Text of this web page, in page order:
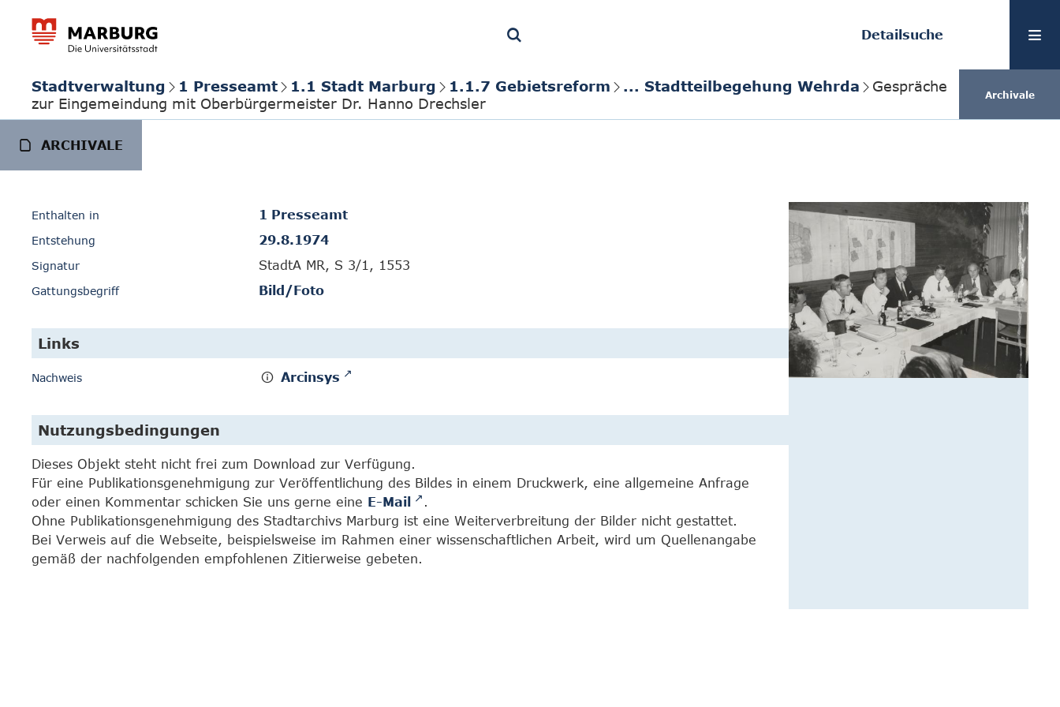
Detailsuche
Stadtverwaltung 1 Presseamt 1.1 Stadt Marburg 1.1.7 Gebietsreform ... Stadtteilbegehung Wehrda
Gespräche
zur Eingemeindung mit Oberbürgermeister Dr. Hanno Drechsler
Archivale
ARCHIVALE
Enthalten in 1 Presseamt
Entstehung 29.8.1974
Signatur StadtA MR, S 3/1, 1553
Gattungsbegriff Bild/Foto
Links
Nachweis Arcinsys
Nutzungsbedingungen
Dieses Objekt steht nicht frei zum Download zur Verfügung.
Für eine Publikationsgenehmigung zur Veröffentlichung des Bildes in einem Druckwerk, eine allgemeine Anfrage
oder einen Kommentar schicken Sie uns gerne eine E-Mail
.
Ohne Publikationsgenehmigung des Stadtarchivs Marburg ist eine Weiterverbreitung der Bilder nicht gestattet.
Bei Verweis auf die Webseite, beispielsweise im Rahmen einer wissenschaftlichen Arbeit, wird um Quellenangabe
gemäß der nachfolgenden empfohlenen Zitierweise gebeten.